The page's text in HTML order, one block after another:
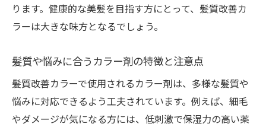
ダメージケアに優れた髪質改善カラーの秘
密
髪質改善カラー後におすすめのヘアケア方
法
毎日のケアで髪質改善カラー効果をキープ
髪質改善カラーと相性の良いアイテム紹介
ります。健康的な美髪を目指す方にとって、髪質改善カ
ラーは大きな味方となるでしょう。
髪質や悩みに合うカラー剤の特徴と注意点
髪質改善カラーで使用されるカラー剤は、多様な髪質や
悩みに対応できるよう工夫されています。例えば、細毛
やダメージが気になる方には、低刺激で保湿力の高い薬